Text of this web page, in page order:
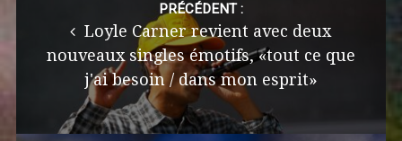
PRÉCÉDENT :
Loyle Carner revient avec deux
nouveaux singles émotifs, «tout ce que
j'ai besoin / dans mon esprit»